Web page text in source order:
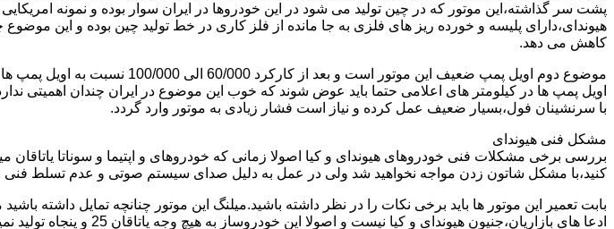
پشت سر گذاشته،این موتور که در چین تولید می شود در این خودروها در ایران سوار بوده و نمونه
هیوندای،دارای پلیسه و خورده ریز های فلزی به جا مانده از فلز کاری در خط تولید چین بوده و این
کاهش می دهد.
موضوع دوم اویل پمپ ضعیف این
اویل پمپ ها در کیلومتر های اعلامی حتما باید عوض شوند که خوب این موضوع در ایران چندان
با سرنشینان فول،بسیار ضعیف عمل کرده و نیاز است فشار زیادی به موتور وارد گردد.
مشکل فنی هیوندای
بررسی برخی مشکلات فنی خودروهای هیوندای و کیا اصولا زمانی که خودروهای و اپتیما و سوناتا
کنید،با مشکل شاتون زدن مواجه نخواهید شد ولی در عمل به دلیل صدای سیستم صوتی و عدم تسلط فنی
ادعا های بازاریان،جنیون هیوندای و کیا نیست و اصولا این خودروساز به هیچ وجه یاتاقان 25 و پنجاه تولید نمیکند و شدیدا عملیات تراشکاری و پولیش کاری را رد و ممنوع کرده است.